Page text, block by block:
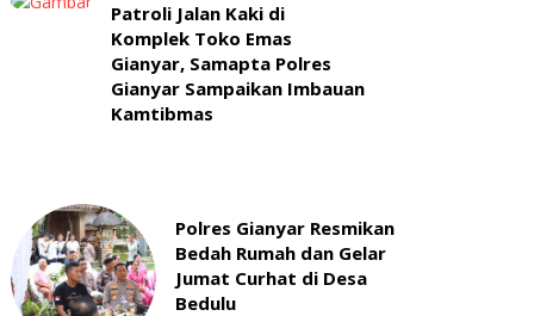
Patroli Jalan Kaki di
Komplek Toko Emas
Gianyar, Samapta Polres
Gianyar Sampaikan Imbauan
Kamtibmas
Polres Gianyar Resmikan
Bedah Rumah dan Gelar
Jumat Curhat di Desa
Bedulu